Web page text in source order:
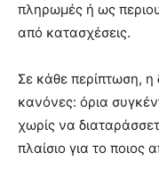
πληρωμές ή ως
από κατασχέσεις.
Σε κάθε περίπτωση, η
κανόνες: όρια
χωρίς να
πλαίσιο για το ποιος